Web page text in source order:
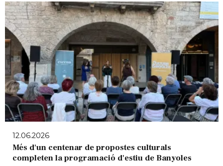
12.06.2026
Més d'un centenar de propostes culturals
completen la programació d'estiu de Banyoles